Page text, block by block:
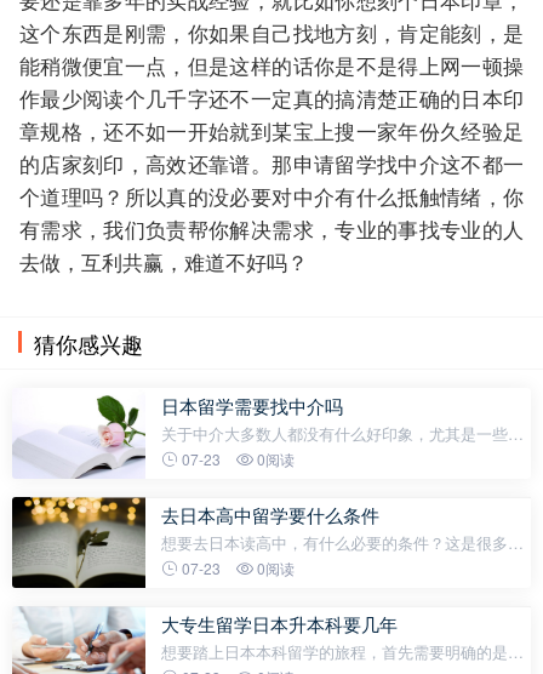
这个东西是刚需，你如果自己找地方刻，肯定能刻，是
能稍微便宜一点，但是这样的话你是不是得上网一顿操
作最少阅读个几千字还不一定真的搞清楚正确的日本印
章规格，还不如一开始就到某宝上搜一家年份久经验足
的店家刻印，高效还靠谱。那申请留学找中介这不都一
个道理吗？所以真的没必要对中介有什么抵触情绪，你
有需求，我们负责帮你解决需求，专业的事找专业的人
去做，互利共赢，难道不好吗？
猜你感兴趣
日本留学需要找中介吗
关于中介大多数人都没有什么好印象，尤其是一些办
欧美留学的中介，是有中介费用的。而且价格浮动偏
觉得什么学校不学校的，什么材料
07-23 0阅读
去日本高中留学要什么条件
想要去日本读高中，有什么必要的条件？这是很多家
长在和我们咨询的时候经常问到的一个问题。小编为
01初中毕业证&初中成绩单我们的
07-23 0阅读
大专生留学日本升本科要几年
想要踏上日本本科留学的旅程，首先需要明确的是一